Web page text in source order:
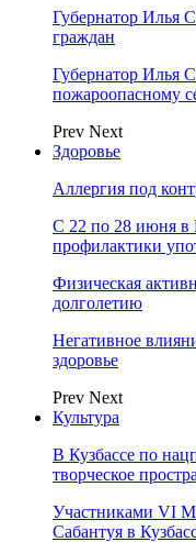
Губернатор Илья
граждан
Губернатор Илья
пожароопасному
Prev Next
Здоровье
Аллергия под
С 22 по 28 июня в
профилактики
Физическая
долголетию
Негативное
здоровье
Prev Next
Культура
В Кузбассе по
творческое
Участниками VI
Сабантуя в